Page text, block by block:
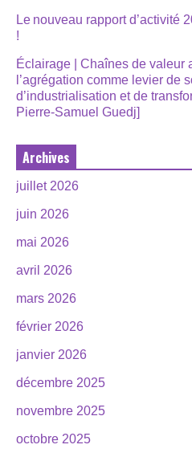
Le nouveau rapport d’activité
!
Éclairage | Chaînes de valeur
l’agrégation comme levier de
d’industrialisation et de
Pierre-Samuel Guedj]
Archives
juillet 2026
juin 2026
mai 2026
avril 2026
mars 2026
février 2026
janvier 2026
décembre 2025
novembre 2025
octobre 2025